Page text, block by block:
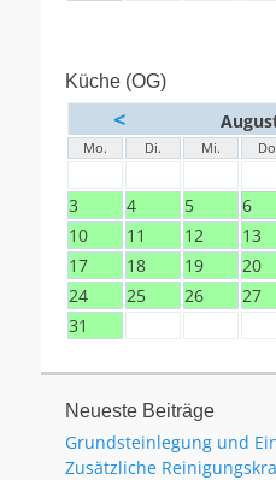
Küche (OG)
<
Mo. Di. Mi.
3
4 5 6
10
11 12 13
17
18 19 20
24
25 26 27
31
Neueste Beiträge
Grundsteinlegung und
Zusätzliche